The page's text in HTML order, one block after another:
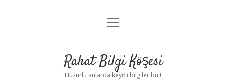
Anasayfa
Yasal Uyarı
menüyü
Rahat Bilgi Köşesi
Huzurlu anlarda keyifli bilgiler bul!